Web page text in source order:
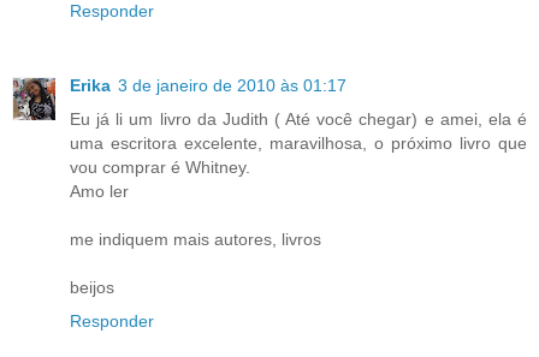
Responder
Erika 3 de janeiro de 2010 às 01:17
Eu já li um livro da Judith ( Até você chegar) e amei, ela é
uma escritora excelente, maravilhosa, o próximo livro que
vou comprar é Whitney.
Amo ler
me indiquem mais autores, livros
beijos
Responder